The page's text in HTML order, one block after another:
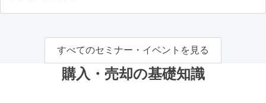
すべてのセミナー・イベントを見る
購入・売却の基礎知識